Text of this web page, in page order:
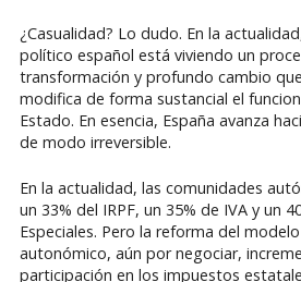
¿Casualidad? Lo dudo. En la
político español está viviendo un
transformación y profundo cambio
modifica de forma sustancial el
Estado. En esencia, España avanza
de modo irreversible.
En la actualidad, las comunidades
un 33% del IRPF, un 35% de IVA y un
Especiales. Pero la reforma del
autonómico, aún por negociar,
participación en los impuestos